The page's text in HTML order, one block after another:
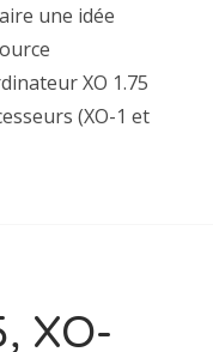
une idée
XO 1.75
(XO-1 et
XO-